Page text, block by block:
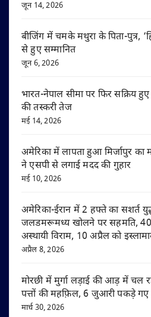
जून 14, 2026
बीजिंग में चमके मथुरा के पिता-पुत्र,
से हुए सम्मानित
जून 6, 2026
भारत-नेपाल सीमा पर फिर सक्रिय हुए
की तस्करी तेज
मई 14, 2026
अमेरिका में लापता हुआ मिर्जापुर का
ने एसपी से लगाई मदद की गुहार
मई 10, 2026
अमेरिका-ईरान में 2 हफ्ते का सशर्त
जलडमरूमध्य खोलने पर सहमति, 40
अस्थायी विराम, 10 अप्रैल को
अप्रैल 8, 2026
मोरछी में मुर्गा लड़ाई की आड़ में चल
पत्तों की महफ़िल, 6 जुआरी पकड़े
मार्च 30, 2026